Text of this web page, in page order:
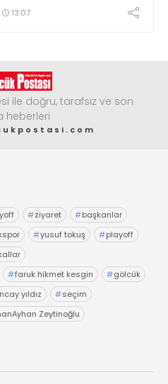
13:07
ile doğru, tarafsız ve son
heberleri
#ziyaret #başkanlar
#yusuf tokuş #playoff
#faruk hikmet kesgin #gölcük
yıldız #seçim
Zeytinoğlu